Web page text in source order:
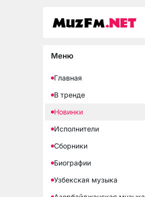
Меню
Главная
В тренде
Новинки
Исполнители
Сборники
Биографии
Узбекская музыка